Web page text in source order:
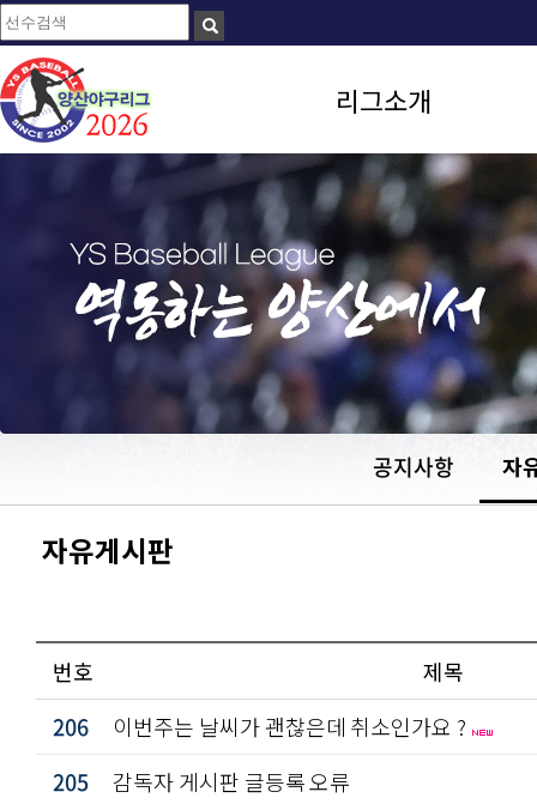
리그소개
공지사항 자
자유게시판
번호 제목
206 이번주는 날씨가 괜찮은데 취소인가요 ?
205 감독자 게시판 글등록 오류